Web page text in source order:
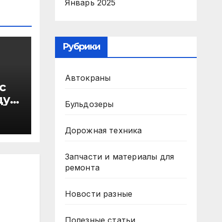
Январь 2025
Рубрики
Автокраны
Бульдозеры
Дорожная техника
Запчасти и материалы для
ремонта
Новости разные
Полезные статьи